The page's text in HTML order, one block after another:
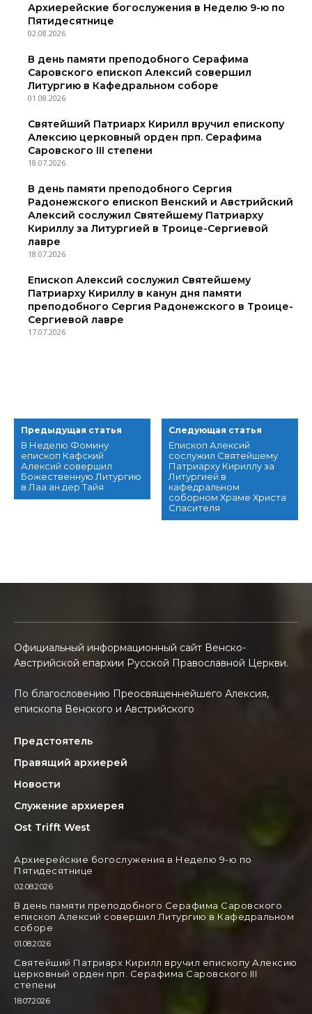
Архиерейские богослужения в Неделю 9-ю по
Пятидесятнице
02.08.2026
В день памяти преподобного Серафима
Саровского епископ Алексий совершил
Литургию в Кафедральном соборе
01.08.2026
Святейший Патриарх Кирилл вручил епископу
Алексию церковный орден прп. Серафима
Саровского III степени
18.07.2026
В день памяти преподобного Сергия
Радонежского епископ Венский и Австрийский
Алексий сослужил Святейшему Патриарху
Кириллу за Литургией в Троице-Сергиевой
лавре
18.07.2026
Епископ Алексий сослужил Святейшему
Патриарху Кириллу в канун дня памяти
преподобного Сергия Радонежского в Троице-
Сергиевой лавре
17.07.2026
Предыдущая статья
В Неделю Фомину
епископ Кафский
Алексий совершил
Божественную Литургию
в Лаа ан дер Тайя
Следующая статья
Епископ Алексий
сослужил Святейшему
Патриарху Кириллу за
Литургией в
кафедральном
соборном Храме Христа
Спасителя
Официальный информационный сайт Венско-
Австрийской епархии Русской Православной Церкви.
По благословению Преосвященнейшего Алексия,
епископа Венского и Австрийского
Предстоятель
Правящий архиерей
Новости
Служение архиерея
Ost Trifft West
Архиерейские богослужения в Неделю 9-ю по
Пятидесятнице
02.08.2026
В день памяти преподобного Серафима Саровского
епископ Алексий совершил Литургию в Кафедральном
соборе
01.08.2026
Святейший Патриарх Кирилл вручил епископу Алексию
церковный орден прп. Серафима Саровского III
степени
18.07.2026